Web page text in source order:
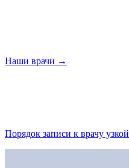
Наши врачи →
Порядок записи к врачу узкой